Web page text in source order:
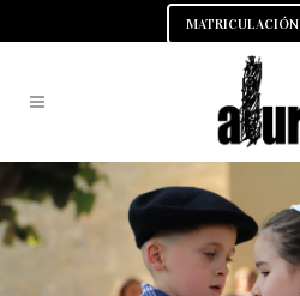
MATRICULACIÓN